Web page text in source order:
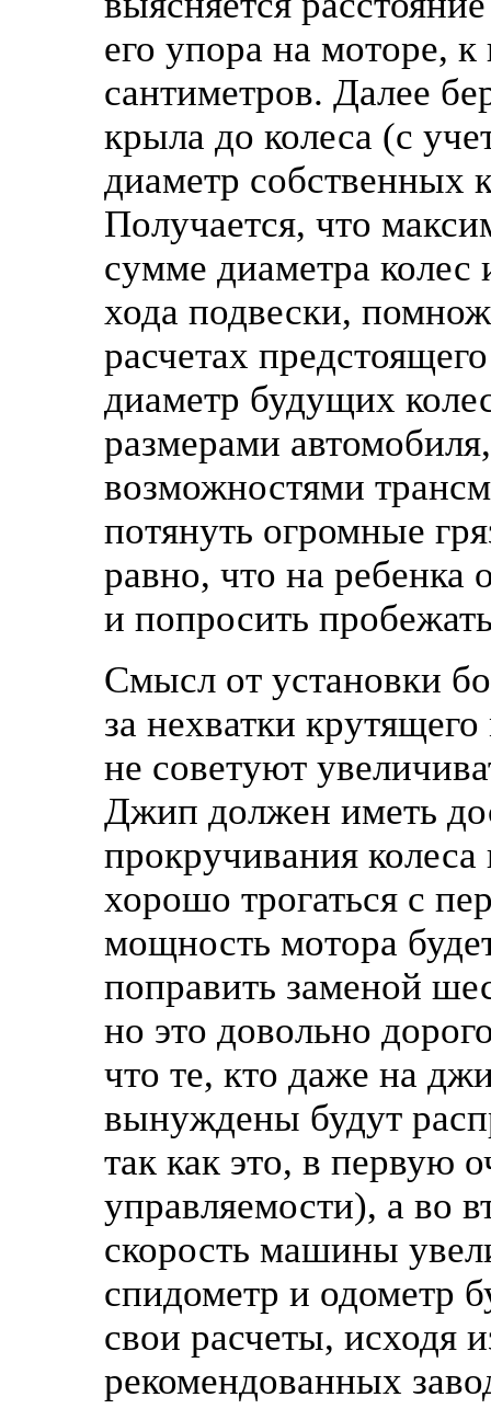
его упора на моторе,
сантиметров. Далее
крыла до колеса (с
диаметр собственных
Получается, что
сумме диаметра
хода подвески,
расчетах
диаметр будущих
размерами
возможностями
потянуть огромные
равно, что на ребенка
и попросить
Смысл от установки
за нехватки
не советуют
Джип должен иметь
прокручивания
хорошо трогаться с
мощность мотора
поправить заменой
но это довольно
что те, кто даже на
вынуждены будут
так как это, в первую
управляемости), а во
скорость машины
спидометр и одометр
свои расчеты, исходя
рекомендованных